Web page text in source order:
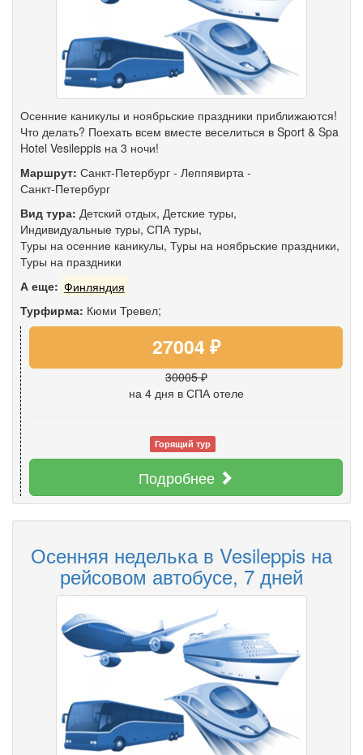
Осенние каникулы и ноябрьские праздники приближаются!
Что делать? Поехать всем вместе веселиться в Sport & Spa
Hotel Vesileppis на 3 ночи!
Маршрут: Санкт-Петербург - Леппявирта -
Санкт-Петербург
Вид тура: Детский отдых, Детские туры,
Индивидуальные туры, СПА туры,
Туры на осенние каникулы, Туры на ноябрьские праздники,
Туры на праздники
А еще: Финляндия
Турфирма: Кюми Тревел;
27004 ₽
30005 ₽
на 4 дня в СПА отеле
Горящий тур
Подробнее
Осенняя неделька в Vesileppis на
рейсовом автобусе, 7 дней